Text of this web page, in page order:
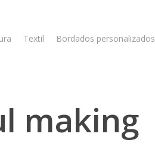
Textil Bordados personalizados
making